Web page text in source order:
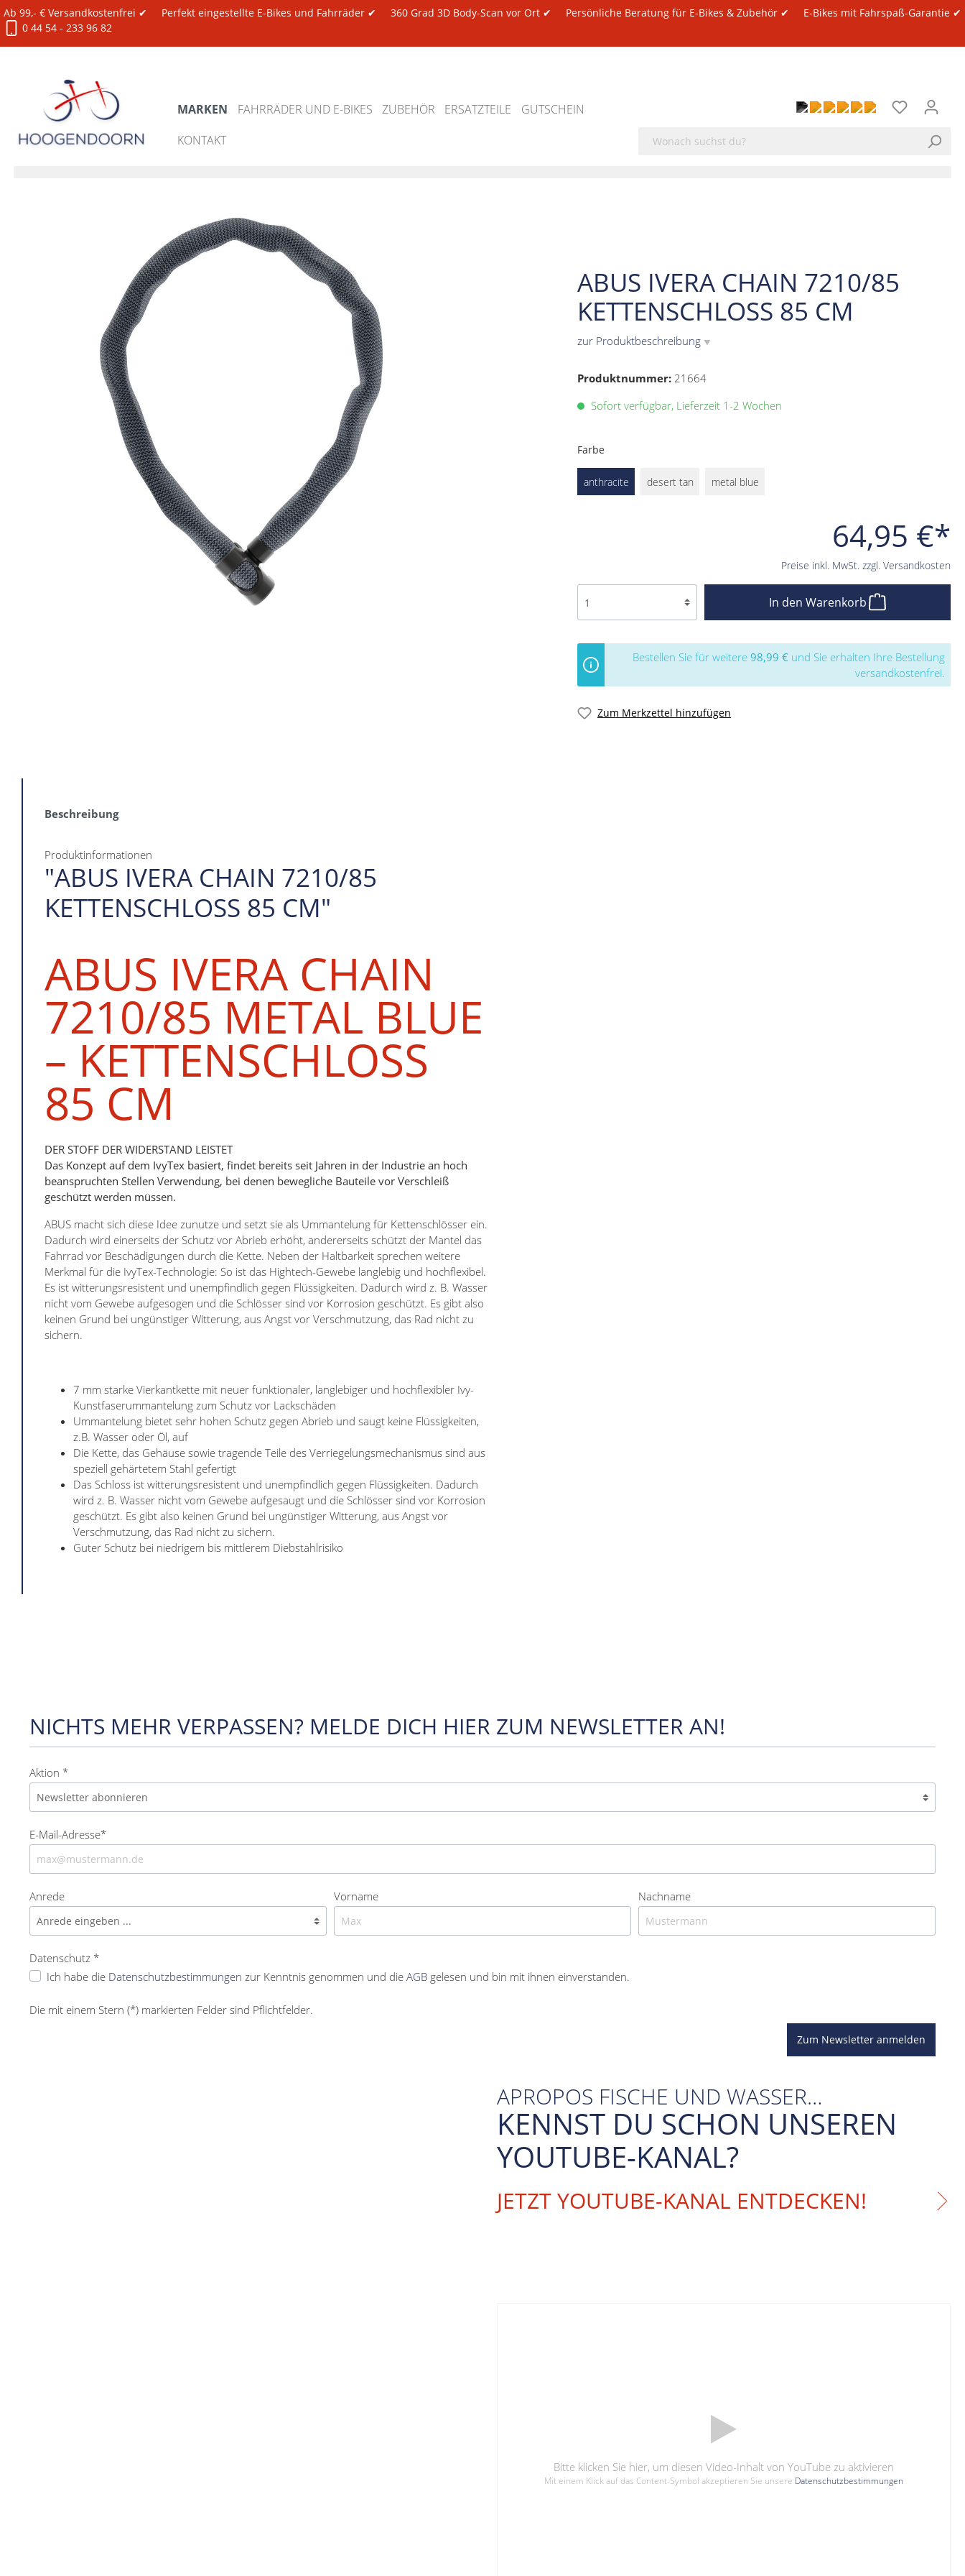
Ab 99,- € Versandkostenfrei ✔ Perfekt eingestellte E-Bikes und Fahrräder ✔ 360 Grad 3D Body-Scan vor Ort ✔ Persönliche Beratung für E-Bikes & Zubehör ✔
E-Bikes mit Fahrspaß-Garantie ✔
0 44 54 - 233 96 82
MARKEN FAHRRÄDER UND E-BIKES ZUBEHÖR ERSATZTEILE
GUTSCHEIN
KONTAKT
ABUS IVERA CHAIN 7210/85
KETTENSCHLOSS 85 CM
zur Produktbeschreibung ▼
Produktnummer: 21664
64,95 €*
Preise inkl. MwSt. zzgl. Versandkosten
Sofort verfügbar, Lieferzeit 1-2 Wochen
Farbe
anthracite desert tan metal blue
In den Warenkorb
Bestellen Sie für weitere 98,99 € und Sie erhalten Ihre Bestellung
versandkostenfrei.
Zum Merkzettel hinzufügen
Beschreibung
Produktinformationen
"ABUS IVERA CHAIN 7210/85
KETTENSCHLOSS 85 CM"
ABUS IVERA CHAIN
7210/85 METAL BLUE
– KETTENSCHLOSS
85 CM
DER STOFF DER WIDERSTAND LEISTET
Das Konzept auf dem IvyTex basiert, findet bereits seit Jahren in der Industrie an hoch
beanspruchten Stellen Verwendung, bei denen bewegliche Bauteile vor Verschleiß
geschützt werden müssen.
ABUS macht sich diese Idee zunutze und setzt sie als Ummantelung für Kettenschlösser ein.
Dadurch wird einerseits der Schutz vor Abrieb erhöht, andererseits schützt der Mantel das
Fahrrad vor Beschädigungen durch die Kette. Neben der Haltbarkeit sprechen weitere
Merkmal für die IvyTex-Technologie: So ist das Hightech-Gewebe langlebig und hochflexibel.
Es ist witterungsresistent und unempfindlich gegen Flüssigkeiten. Dadurch wird z. B. Wasser
nicht vom Gewebe aufgesogen und die Schlösser sind vor Korrosion geschützt. Es gibt also
keinen Grund bei ungünstiger Witterung, aus Angst vor Verschmutzung, das Rad nicht zu
sichern.
7 mm starke Vierkantkette mit neuer funktionaler, langlebiger und hochflexibler Ivy-
Kunstfaserummantelung zum Schutz vor Lackschäden
Ummantelung bietet sehr hohen Schutz gegen Abrieb und saugt keine Flüssigkeiten,
z.B. Wasser oder Öl, auf
Die Kette, das Gehäuse sowie tragende Teile des Verriegelungsmechanismus sind aus
speziell gehärtetem Stahl gefertigt
Das Schloss ist witterungsresistent und unempfindlich gegen Flüssigkeiten. Dadurch
wird z. B. Wasser nicht vom Gewebe aufgesaugt und die Schlösser sind vor Korrosion
geschützt. Es gibt also keinen Grund bei ungünstiger Witterung, aus Angst vor
Verschmutzung, das Rad nicht zu sichern.
Guter Schutz bei niedrigem bis mittlerem Diebstahlrisiko
NICHTS MEHR VERPASSEN? MELDE DICH HIER ZUM NEWSLETTER AN!
Aktion *
E-Mail-Adresse*
Anrede Vorname Nachname
Datenschutz *
Ich habe die Datenschutzbestimmungen zur Kenntnis genommen und die AGB gelesen und bin mit ihnen einverstanden.
Die mit einem Stern (*) markierten Felder sind Pflichtfelder.
Zum Newsletter anmelden
APROPOS FISCHE UND WASSER…
KENNST DU SCHON UNSEREN
YOUTUBE-KANAL?
JETZT YOUTUBE-KANAL ENTDECKEN!
Bitte klicken Sie hier, um diesen Video-Inhalt von YouTube zu aktivieren
Mit einem Klick auf das Content-Symbol akzeptieren Sie unsere Datenschutzbestimmungen